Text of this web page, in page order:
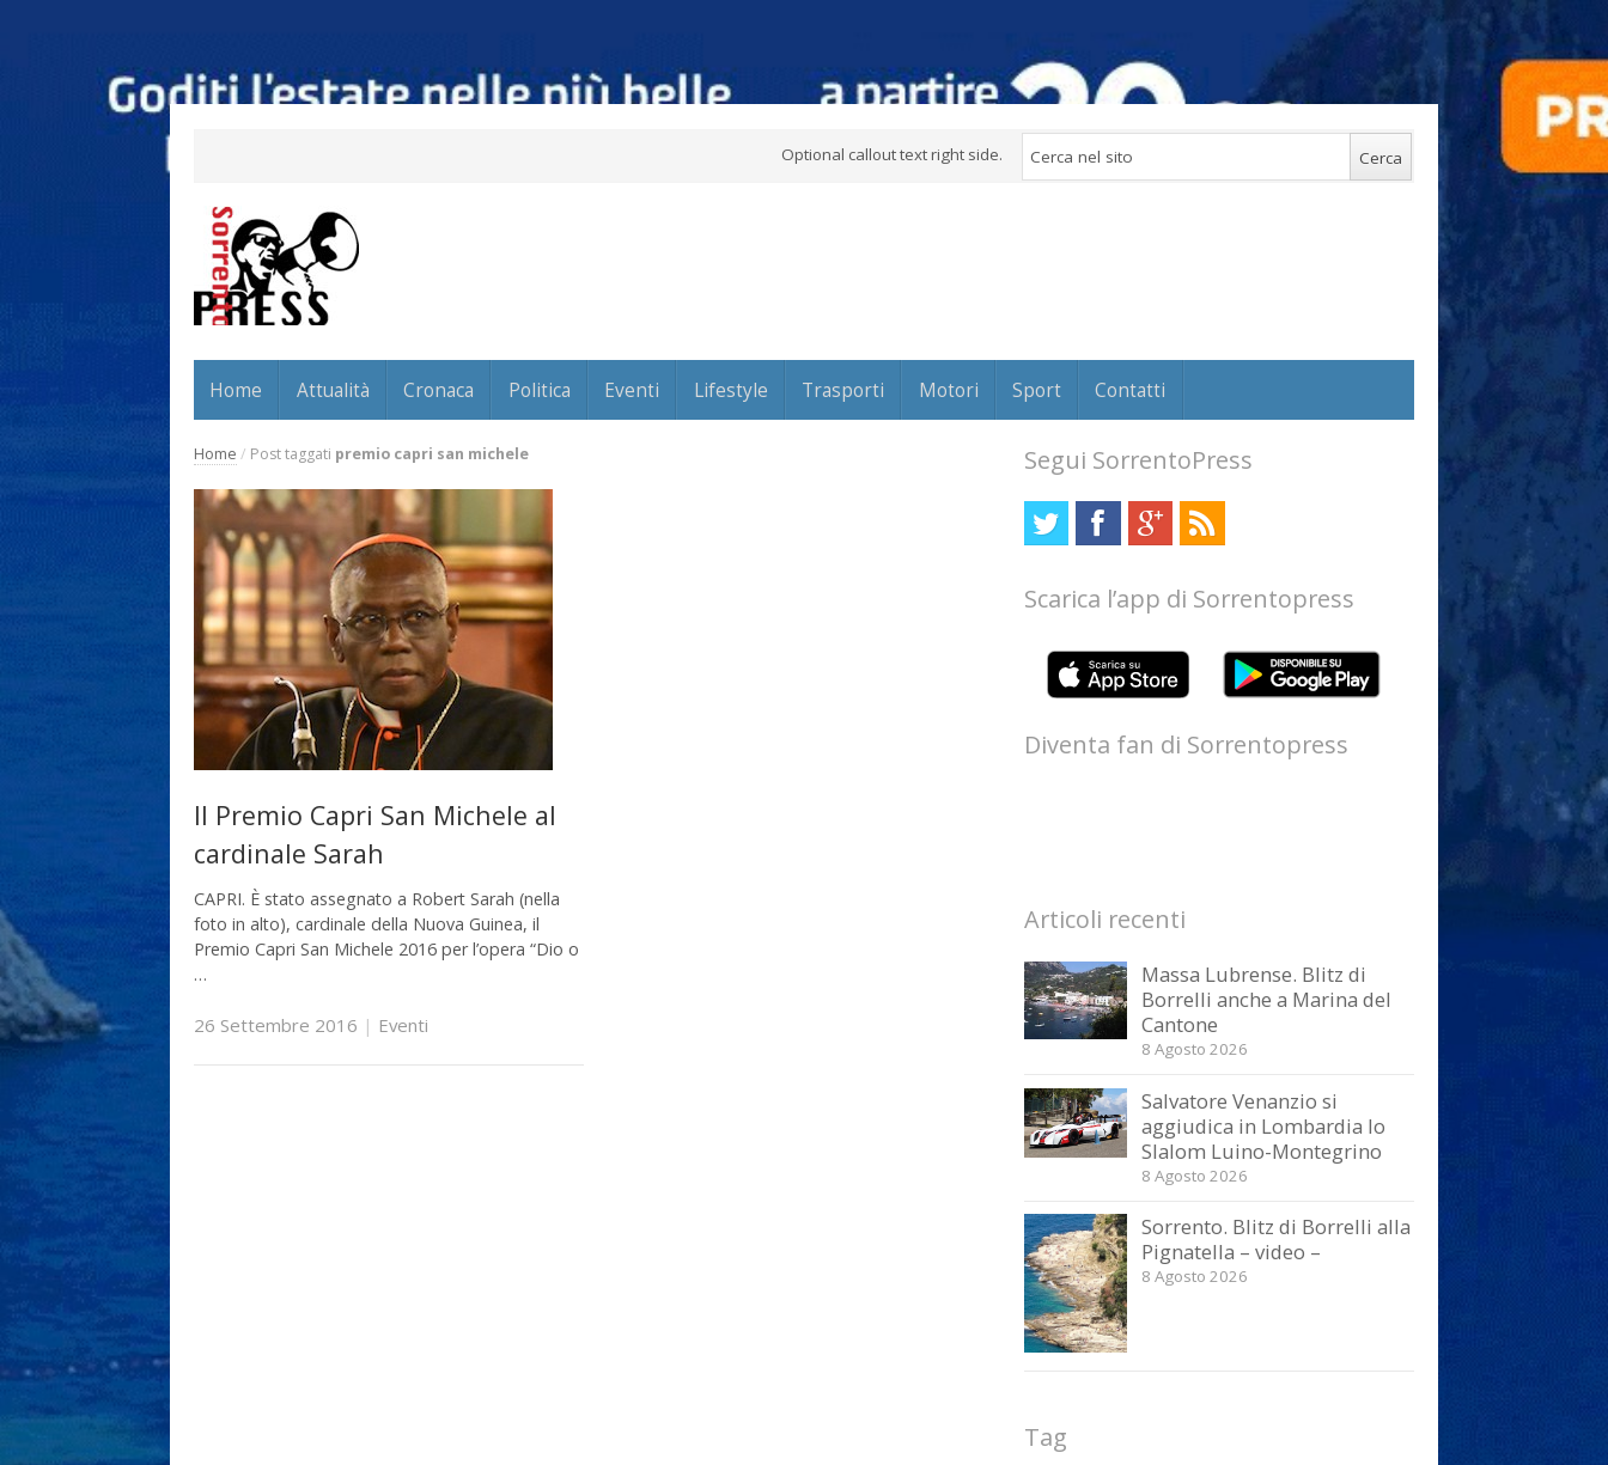
Optional callout text right side.
Home Attualità Cronaca Politica Eventi Lifestyle Trasporti Motori Sport Contatti
Home / Post taggati premio capri san michele
Il Premio Capri San Michele al
cardinale Sarah
CAPRI. È stato assegnato a Robert Sarah (nella
foto in alto), cardinale della Nuova Guinea, il
Premio Capri San Michele 2016 per l’opera “Dio o
…
26 Settembre 2016 | Eventi
Segui SorrentoPress
Scarica l’app di Sorrentopress
Diventa fan di Sorrentopress
Articoli recenti
Massa Lubrense. Blitz di
Borrelli anche a Marina del
Cantone
8 Agosto 2026
Salvatore Venanzio si
aggiudica in Lombardia lo
Slalom Luino-Montegrino
8 Agosto 2026
Sorrento. Blitz di Borrelli alla
Pignatella – video –
8 Agosto 2026
Tag